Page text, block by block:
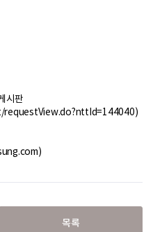
시판
목록